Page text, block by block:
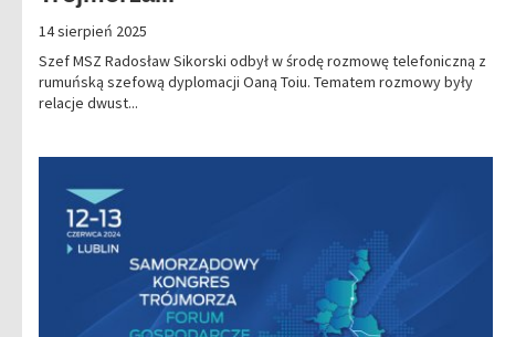
14 sierpień 2025
Szef MSZ Radosław Sikorski odbył w środę rozmowę telefoniczną z
rumuńską szefową dyplomacji Oaną Toiu. Tematem rozmowy były
relacje dwust...